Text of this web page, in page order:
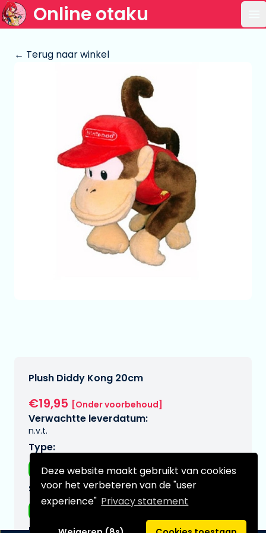
Deze website maakt gebruikt van cookies
voor het verbeteren van de "user
experience" Privacy statement
Online otaku
← Terug naar winkel
Plush Diddy Kong 20cm
€19,95 [Onder voorbehoud]
Verwachtte leverdatum:
n.v.t.
Type:
Muismat
Serie: